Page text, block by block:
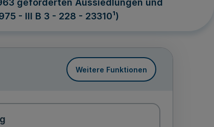
geförderten Aussiedlungen und
- III B 3 - 228 - 23310¹)
Weitere Funktionen